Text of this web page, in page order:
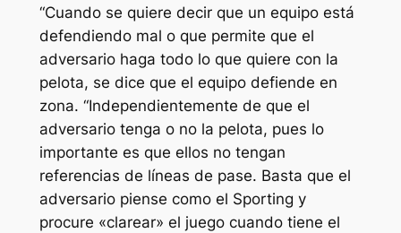
“Cuando se quiere decir que un equipo está
defendiendo mal o que permite que el
adversario haga todo lo que quiere con la
pelota, se dice que el equipo defiende en
zona. “Independientemente de que el
adversario tenga o no la pelota, pues lo
importante es que ellos no tengan
referencias de líneas de pase. Basta que el
adversario piense como el Sporting y
procure «clarear» el juego cuando tiene el